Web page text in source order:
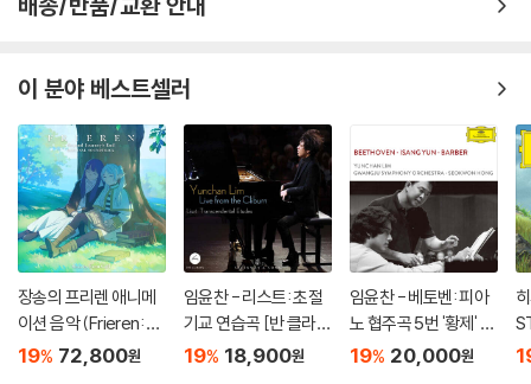
이 분야 베스트셀러
장송의 프리렌 애니메
이션 음악 (Frieren: B
eyond Journey's En
19% 72,800원
임윤찬 - 리스트: 초절
기교 연습곡 [반 클라이
번 콩쿠르 실황 녹음]
19% 18,900원
임윤찬 - 베토벤: 피아
노 협주곡 5번 '황제' /
윤이상: 광주여 영원히
19% 20,000원